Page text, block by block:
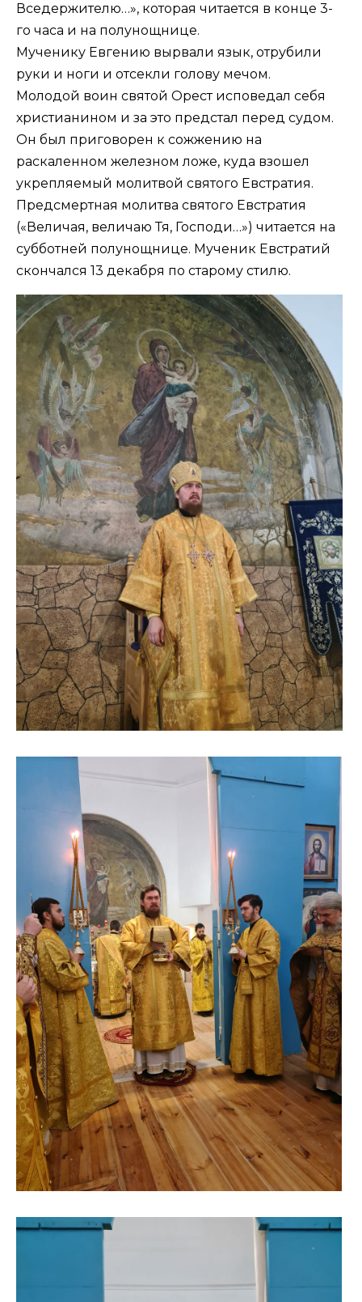
Вседержителю…», которая читается в конце 3-
го часа и на полунощнице.
Мученику Евгению вырвали язык, отрубили
руки и ноги и отсекли голову мечом.
Молодой воин святой Орест исповедал себя
христианином и за это предстал перед судом.
Он был приговорен к сожжению на
раскаленном железном ложе, куда взошел
укрепляемый молитвой святого Евстратия.
Предсмертная молитва святого Евстратия
(«Величая, величаю Тя, Господи…») читается на
субботней полунощнице. Мученик Евстратий
скончался 13 декабря по старому стилю.